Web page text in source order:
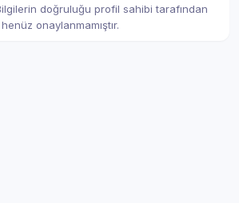
doğruluğu profil sahibi tarafından
henüz onaylanmamıştır.